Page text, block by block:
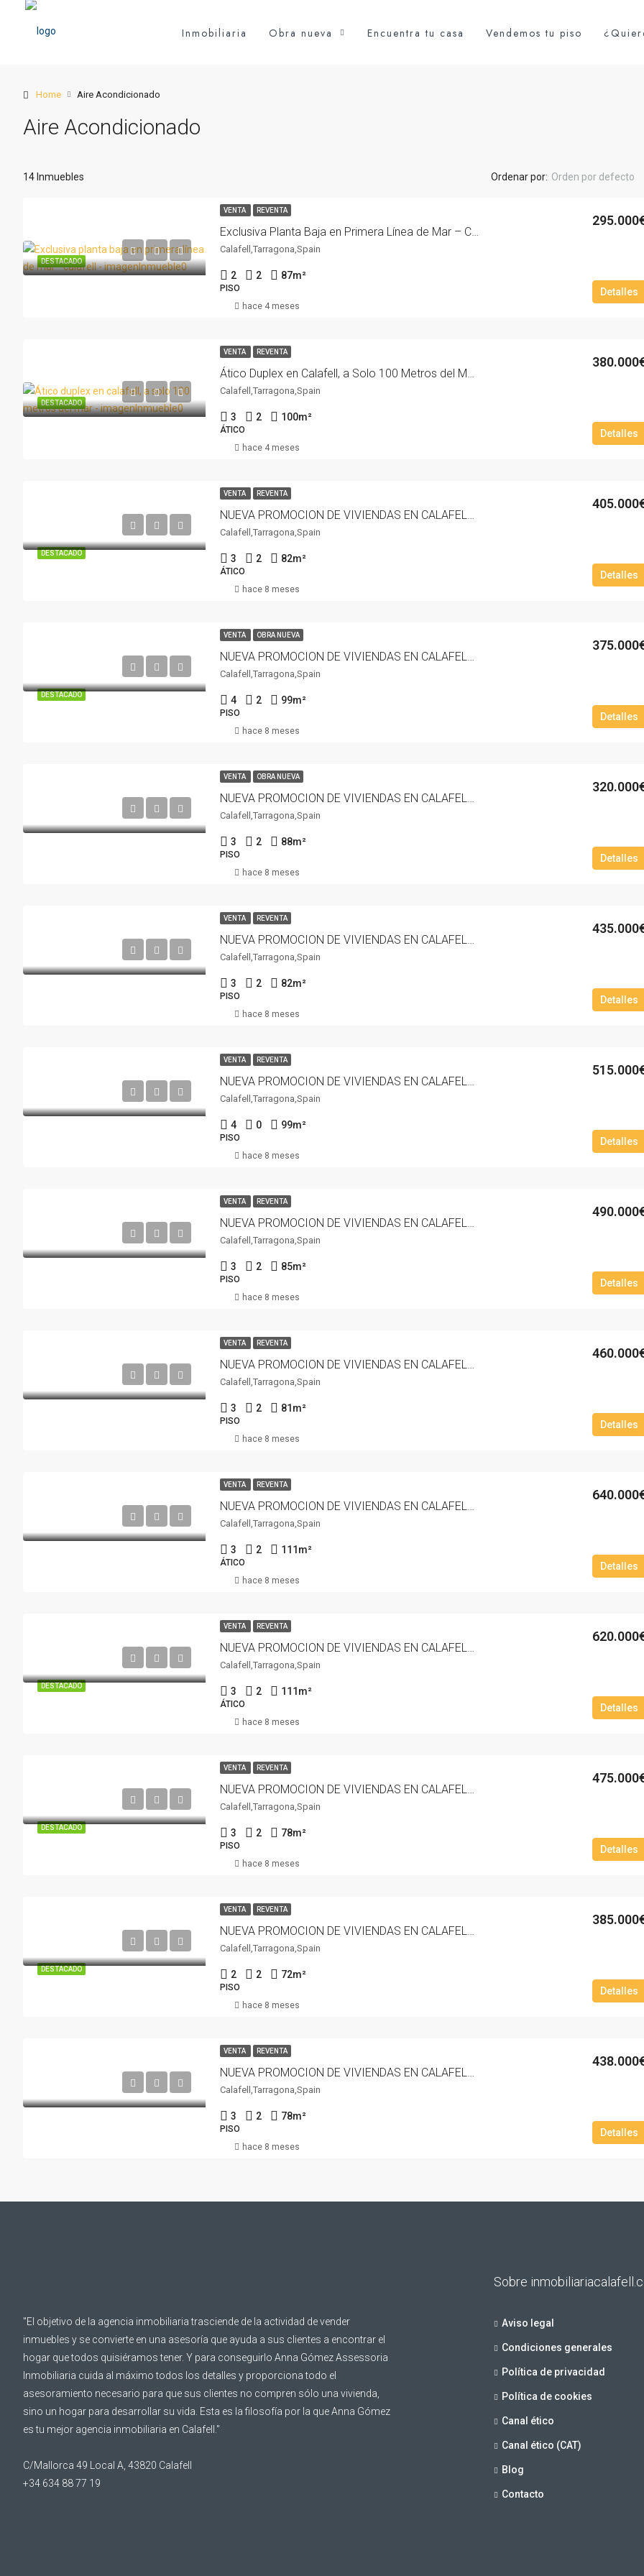
Inmobiliaria Obra nueva Encuentra tu casa Vendemos tu piso
Home Aire Acondicionado
Aire Acondicionado
14 Inmuebles Ordenar por: Orden por defecto
DESTACADO
VENTA REVENTA
Exclusiva Planta Baja en Primera Línea de Mar – Calafell – 2080-10
Calafell,Tarragona,Spain
2 2 87m²
PISO Detalles
hace 4 meses
DESTACADO
VENTA REVENTA
Ático Duplex en Calafell, a Solo 100 Metros del Mar – 2079-10
Calafell,Tarragona,Spain
3 2 100m²
ÁTICO Detalles
hace 4 meses
DESTACADO
VENTA REVENTA
NUEVA PROMOCION DE VIVIENDAS EN CALAFELL PLAYA ZONA MAS MEL ‘RESIDENCIAL MARNOVA’. – 3024-10
Calafell,Tarragona,Spain
3 2 82m²
ÁTICO Detalles
hace 8 meses
DESTACADO
VENTA OBRA NUEVA
NUEVA PROMOCION DE VIVIENDAS EN CALAFELL PLAYA ZONA MAS MEL ‘RESIDENCIAL MARNOVA’. – 3017-10
Calafell,Tarragona,Spain
4 2 99m²
PISO Detalles
hace 8 meses
VENTA OBRA NUEVA
NUEVA PROMOCION DE VIVIENDAS EN CALAFELL PLAYA ZONA MAS MEL ‘RESIDENCIAL MARNOVA’. – 3016-10
Calafell,Tarragona,Spain
3 2 88m²
PISO Detalles
hace 8 meses
VENTA REVENTA
NUEVA PROMOCION DE VIVIENDAS EN CALAFELL PLAYA ZONA MAS MEL ‘RESIDENCIAL MARNOVA’. – 3015-10
Calafell,Tarragona,Spain
3 2 82m²
PISO Detalles
hace 8 meses
VENTA REVENTA
NUEVA PROMOCION DE VIVIENDAS EN CALAFELL PLAYA ZONA MAS MEL ‘RESIDENCIAL MARNOVA’. – 3014-10
Calafell,Tarragona,Spain
4 0 99m²
PISO Detalles
hace 8 meses
VENTA REVENTA
NUEVA PROMOCION DE VIVIENDAS EN CALAFELL PLAYA ZONA MAS MEL ‘RESIDENCIAL MARNOVA’. – 3013-10
Calafell,Tarragona,Spain
3 2 85m²
PISO Detalles
hace 8 meses
VENTA REVENTA
NUEVA PROMOCION DE VIVIENDAS EN CALAFELL PLAYA ZONA MAS MEL ‘RESIDENCIAL MARNOVA’. – 3011-10
Calafell,Tarragona,Spain
3 2 81 m²
PISO Detalles
hace 8 meses
VENTA REVENTA
NUEVA PROMOCION DE VIVIENDAS EN CALAFELL PLAYA ZONA MAS MEL ‘RESIDENCIAL MARNOVA’. – 3010-10
Calafell,Tarragona,Spain
3 2 111 m²
ÁTICO Detalles
hace 8 meses
DESTACADO
VENTA REVENTA
NUEVA PROMOCION DE VIVIENDAS EN CALAFELL PLAYA ZONA MAS MEL ‘RESIDENCIAL MARNOVA’. – 3009-10
Calafell,Tarragona,Spain
3 2 111 m²
ÁTICO Detalles
hace 8 meses
DESTACADO
VENTA REVENTA
NUEVA PROMOCION DE VIVIENDAS EN CALAFELL PLAYA ZONA MAS MEL ‘RESIDENCIAL MARNOVA’. – 3003-10
Calafell,Tarragona,Spain
3 2 78m²
PISO Detalles
hace 8 meses
DESTACADO
VENTA REVENTA
NUEVA PROMOCION DE VIVIENDAS EN CALAFELL PLAYA ZONA MAS MEL ‘RESIDENCIAL MARNOVA’. – 3002-10
Calafell,Tarragona,Spain
2 2 72m²
PISO Detalles
hace 8 meses
VENTA REVENTA
NUEVA PROMOCION DE VIVIENDAS EN CALAFELL PLAYA ZONA MAS MEL ‘RESIDENCIAL MARNOVA’. – 3001-10
Calafell,Tarragona,Spain
3 2 78m²
PISO Detalles
hace 8 meses
"El objetivo de la agencia inmobiliaria trasciende de la actividad de vender
inmuebles y se convierte en una asesoría que ayuda a sus clientes a encontrar el
hogar que todos quisiéramos tener. Y para conseguirlo Anna Gómez Assessoria
Inmobiliaria cuida al máximo todos los detalles y proporciona todo el
asesoramiento necesario para que sus clientes no compren sólo una vivienda,
sino un hogar para desarrollar su vida. Esta es la filosofía por la que Anna Gómez
es tu mejor agencia inmobiliaria en Calafell."
C/Mallorca 49 Local A, 43820 Calafell
+34 634 88 77 19
Sobre
Aviso legal
Condiciones generales
Política de privacidad
Política de cookies
Canal ético
Canal ético (CAT)
Blog
Contacto